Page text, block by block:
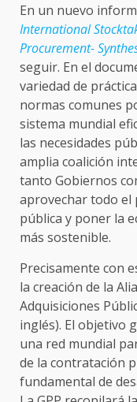
En un nuevo
International
Procurement-
seguir. En el
variedad de
normas comunes
sistema mundial
las necesidades
amplia coalición
tanto Gobiernos
aprovechar todo el
pública y poner la
más sostenible.
Precisamente con
la creación de la
Adquisiciones
inglés). El objetivo
una red mundial
de la contratación
fundamental de